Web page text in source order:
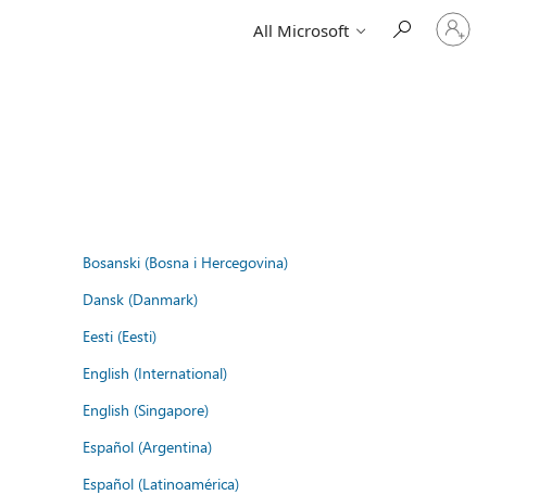
All Microsoft
Sign
in
Bosanski (Bosna i Hercegovina)
Dansk (Danmark)
Eesti (Eesti)
English (International)
English (Singapore)
Español (Argentina)
Español (Latinoamérica)